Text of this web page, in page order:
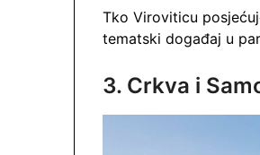
Tko Viroviticu
tematski događaj u
3. Crkva i